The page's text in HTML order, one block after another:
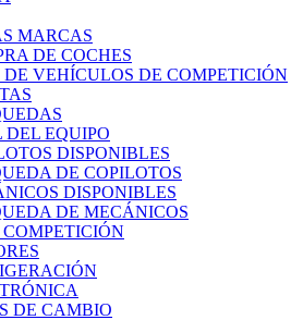
MARCAS
DE COCHES
VEHÍCULOS DE COMPETICIÓN
DEL EQUIPO
DISPONIBLES
DE COPILOTOS
DISPONIBLES
DE MECÁNICOS
DE CAMBIO